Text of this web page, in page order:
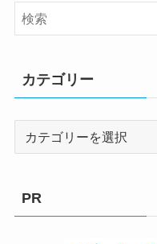
カテゴリー
PR